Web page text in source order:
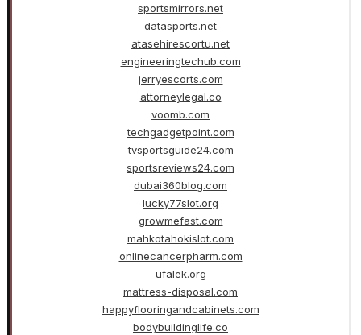
sportsmirrors.net
datasports.net
atasehirescortu.net
engineeringtechub.com
jerryescorts.com
attorneylegal.co
voomb.com
techgadgetpoint.com
tvsportsguide24.com
sportsreviews24.com
dubai360blog.com
lucky77slot.org
growmefast.com
mahkotahokislot.com
onlinecancerpharm.com
ufalek.org
mattress-disposal.com
happyflooringandcabinets.com
bodybuildinglife.co